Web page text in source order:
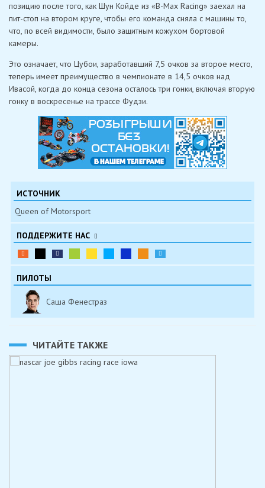
позицию после того, как Шун Койде из «B-Max Racing» заехал на
пит-стоп на втором круге, чтобы его команда сняла с машины то,
что, по всей видимости, было защитным кожухом бортовой
камеры.
Это означает, что Цубои, заработавший 7,5 очков за второе место,
теперь имеет преимущество в чемпионате в 14,5 очков над
Ивасой, когда до конца сезона осталось три гонки, включая вторую
гонку в воскресенье на трассе Фудзи.
ИСТОЧНИК
Queen of Motorsport
ПОДДЕРЖИТЕ НАС
ПИЛОТЫ
Саша Фенестраз
ЧИТАЙТЕ ТАКЖЕ